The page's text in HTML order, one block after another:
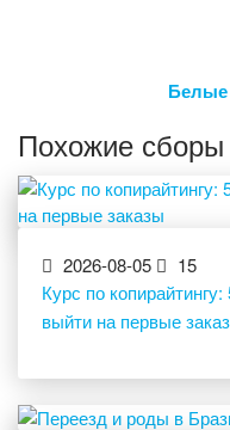
Белые
Похожие сборы
2026-08-05
15
Курс по
выйти на первые